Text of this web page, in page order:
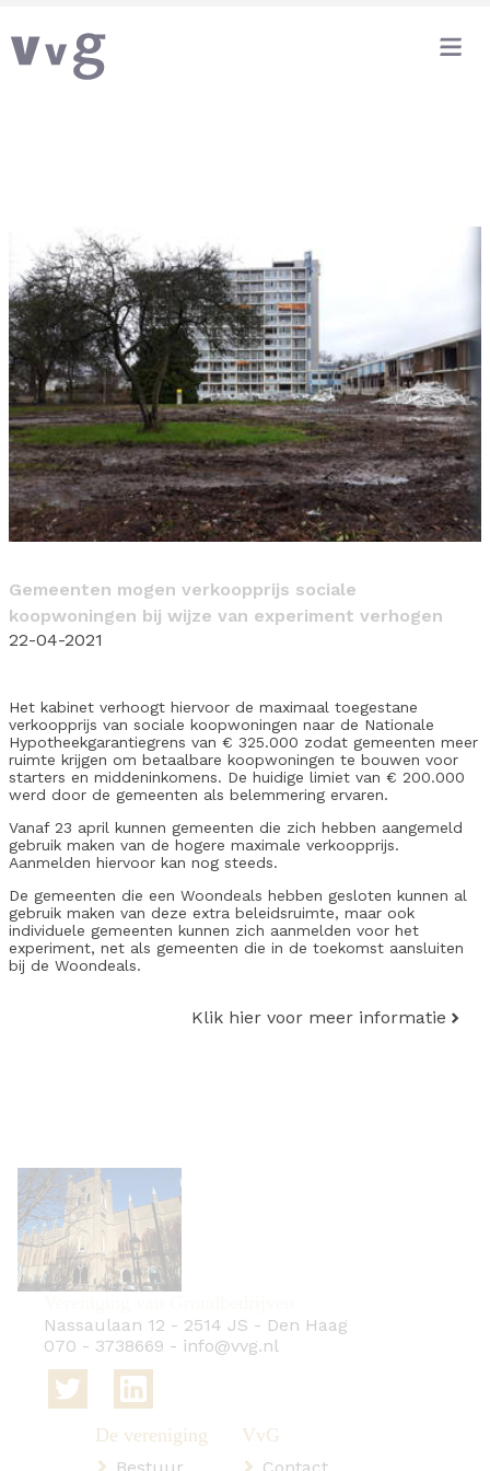
Gemeenten mogen verkoopprijs sociale
koopwoningen bij wijze van experiment verhogen
22-04-2021
Het kabinet verhoogt hiervoor de maximaal toegestane
verkoopprijs van sociale koopwoningen naar de Nationale
Hypotheekgarantiegrens van € 325.000 zodat gemeenten meer
ruimte krijgen om betaalbare koopwoningen te bouwen voor
starters en middeninkomens. De huidige limiet van € 200.000
werd door de gemeenten als belemmering ervaren.
Vanaf 23 april kunnen gemeenten die zich hebben aangemeld
gebruik maken van de hogere maximale verkoopprijs.
Aanmelden hiervoor kan nog steeds.
De gemeenten die een Woondeals hebben gesloten kunnen al
gebruik maken van deze extra beleidsruimte, maar ook
individuele gemeenten kunnen zich aanmelden voor het
experiment, net als gemeenten die in de toekomst aansluiten
bij de Woondeals.
Klik hier voor meer informatie
Nassaulaan 12 - 2514 JS - Den Haag
070 - 3738669 - info@vvg.nl